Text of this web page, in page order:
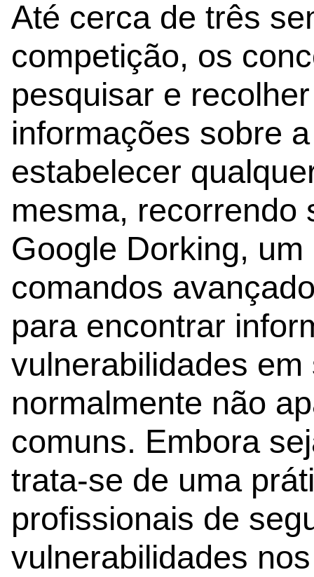
Até cerca de três
competição, os
pesquisar e
informações sobre
estabelecer
mesma, recorrendo
Google Dorking,
comandos
para encontrar
vulnerabilidades
normalmente não
comuns. Embora
trata-se de uma
profissionais de
vulnerabilidades